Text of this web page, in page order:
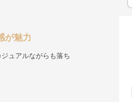
が魅力
ュアルながらも落ち